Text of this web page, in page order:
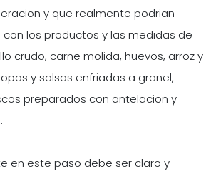
y que realmente podrian
con los productos y las medidas de
crudo, carne molida, huevos, arroz y
y salsas enfriadas a granel,
preparados con antelacion y
en este paso debe ser claro y